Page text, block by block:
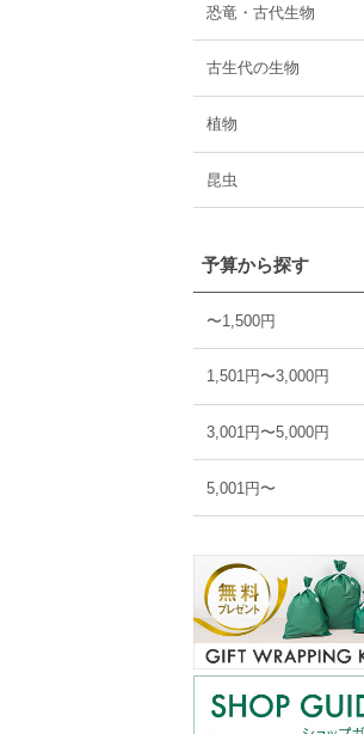
恐竜・古代生物
古生代の生物
植物
昆虫
予算から探す
〜1,500円
1,501円〜3,000円
3,001円〜5,000円
5,001円〜